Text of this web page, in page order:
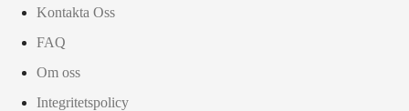
Kontakta Oss
FAQ
Om oss
Integritetspolicy